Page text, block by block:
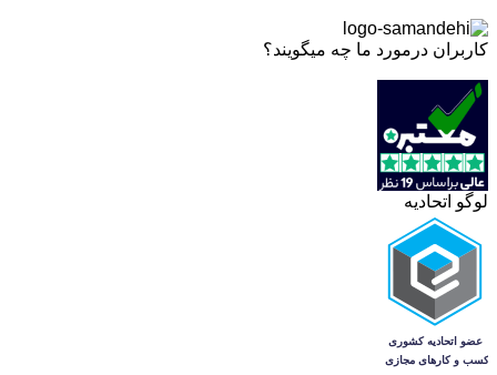
کاربران درمورد ما چه میگویند؟
لوگو اتحادیه